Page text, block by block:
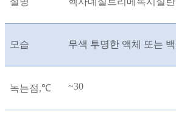
모습 무색 투명한 액체 또는 백
녹는점,℃ ~30